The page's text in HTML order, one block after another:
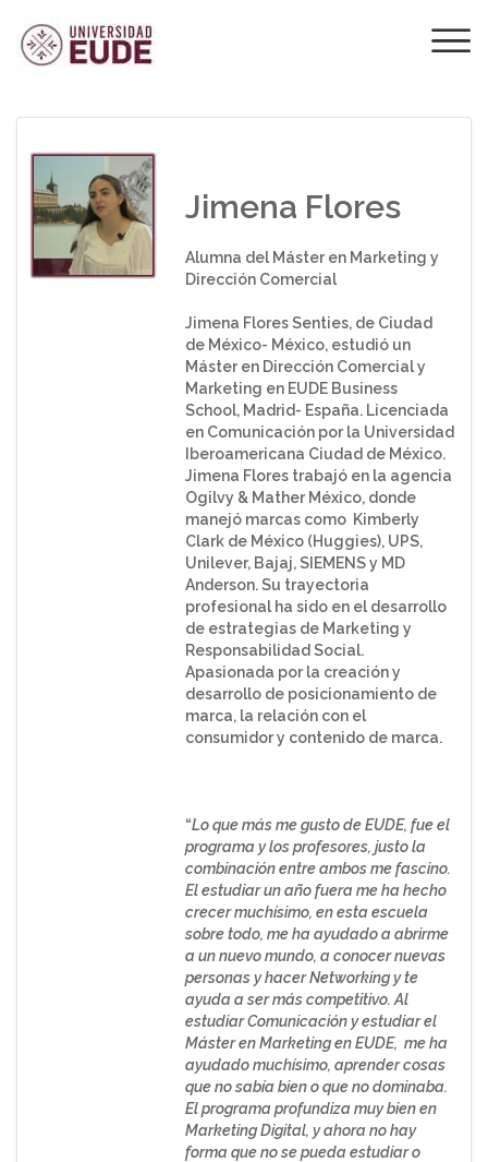
¿QUÉ OPINAN LOS
ALUMNOS SOBRE
Jimena Flores
Alumna del Máster en Marketing y
Dirección Comercial
Jimena Flores Senties, de Ciudad
de México- México, estudió un
Máster en Dirección Comercial y
Marketing en EUDE Business
School, Madrid- España. Licenciada
en Comunicación por la Universidad
Iberoamericana Ciudad de México.
Jimena Flores trabajó en la agencia
Ogilvy & Mather México, donde
manejó marcas como Kimberly
Clark de México (Huggies), UPS,
Unilever, Bajaj, SIEMENS y MD
Anderson. Su trayectoria
profesional ha sido en el desarrollo
de estrategias de Marketing y
Responsabilidad Social.
Apasionada por la creación y
desarrollo de posicionamiento de
marca, la relación con el
consumidor y contenido de marca.
“Lo que más me gusto de EUDE, fue el
programa y los profesores, justo la
combinación entre ambos me fascino.
El estudiar un año fuera me ha hecho
crecer muchísimo, en esta escuela
sobre todo, me ha ayudado a abrirme
a un nuevo mundo, a conocer nuevas
personas y hacer Networking y te
ayuda a ser más competitivo. Al
estudiar Comunicación y estudiar el
Máster en Marketing en EUDE, me ha
ayudado muchísimo, aprender cosas
que no sabía bien o que no dominaba.
El programa profundiza muy bien en
Marketing Digital, y ahora no hay
forma que no se pueda estudiar o